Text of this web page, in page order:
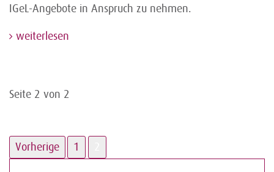
IGeL-Angebote in Anspruch zu nehmen.
weiterlesen
Seite 2 von 2
Vorherige 1